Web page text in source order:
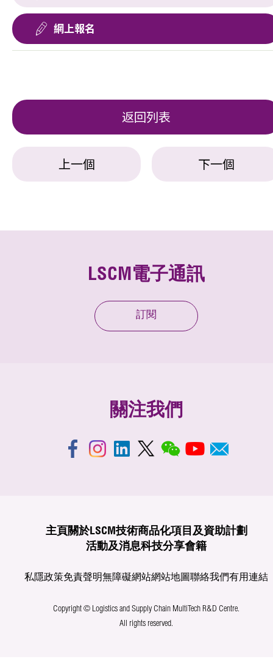
網上報名
返回列表
上一個 下一個
LSCM電子通訊
訂閱
關注我們
主頁 關於LSCM技術商品化項目及資助計劃
活動及消息科技分享會籍
私隱政策免責聲明無障礙網站網站地圖聯絡我們有用連結
Copyright © Logistics and Supply Chain MultiTech R&D Centre.
All rights reserved.